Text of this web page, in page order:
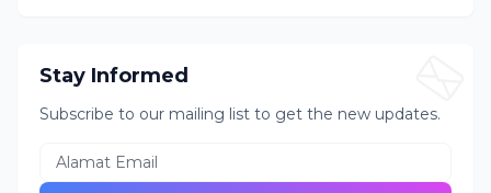
Stay Informed
Subscribe to our mailing list to get the new updates.